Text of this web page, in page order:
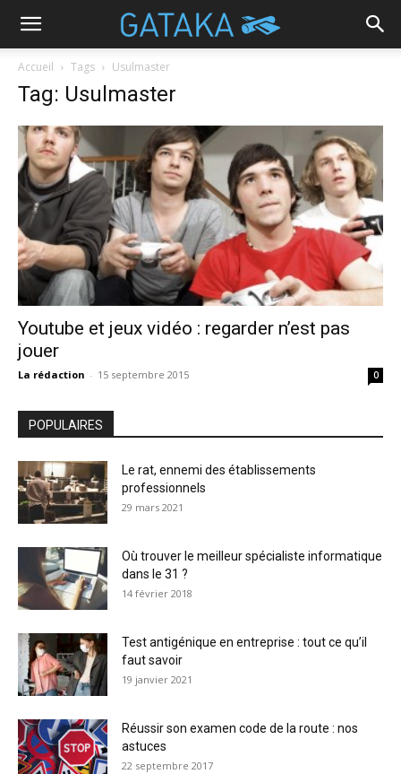
Accueil Tags Usulmaster
Tag: Usulmaster
Youtube et jeux vidéo : regarder n’est pas
jouer
La rédaction - 15 septembre 2015 0
POPULAIRES
Le rat, ennemi des établissements
professionnels
29 mars 2021
Où trouver le meilleur spécialiste informatique
dans le 31 ?
14 février 2018
Test antigénique en entreprise : tout ce qu’il
faut savoir
19 janvier 2021
Réussir son examen code de la route : nos
astuces
22 septembre 2017